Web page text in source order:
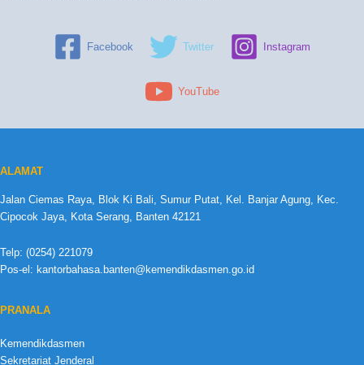
Facebook Twitter Instagram
YouTube
ALAMAT
Jalan Ciemas Raya, Blok Ki Bali, Sumur Putat, Kel. Banjar Agung, Kec.
Cipocok Jaya, Kota Serang, Banten 42121
Telp: (0254) 221079
Pos-el: kantorbahasa.banten@kemendikdasmen.go.id
PRANALA
Kemendikdasmen
Sekretariat Jenderal